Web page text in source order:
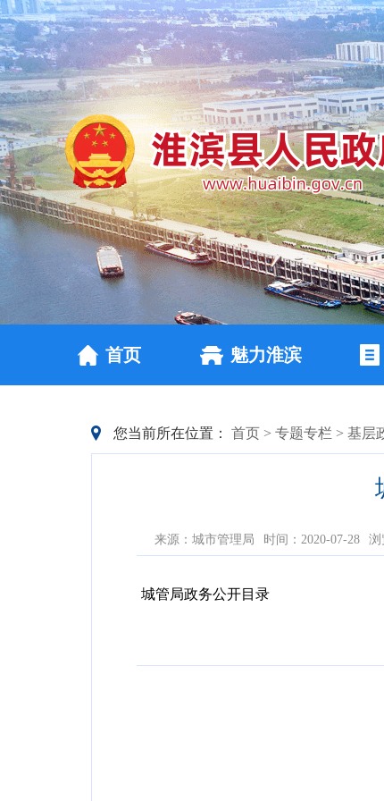
首页 魅力淮滨
您当前所在位置： 首页 > 专题专栏 > 基层
来源：城市管理局 时间：2020-07-28 浏
城管局政务公开目录